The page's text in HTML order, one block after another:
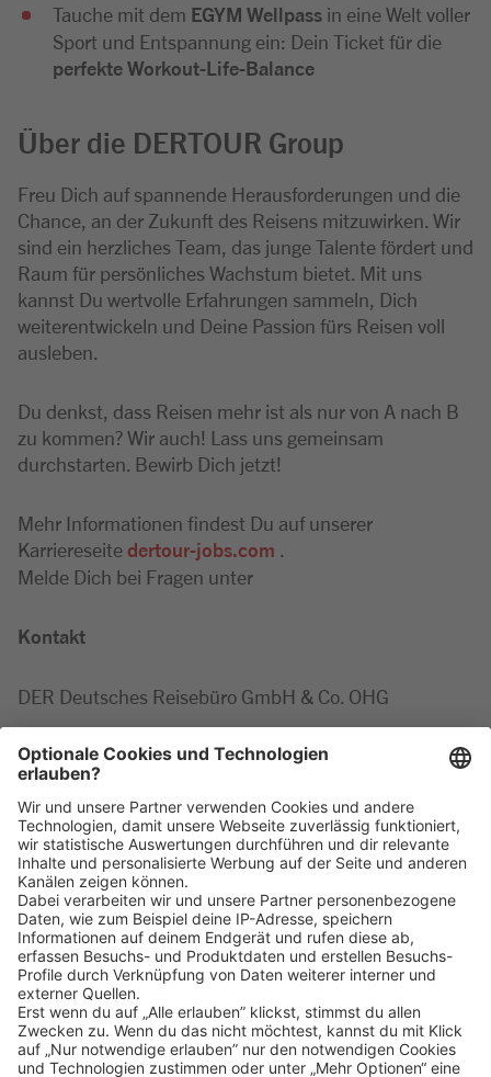
Tauche mit dem EGYM Wellpass in eine Welt voller
Sport und Entspannung ein: Dein Ticket für die
perfekte Workout-Life-Balance
Über die DERTOUR Group
Freu Dich auf spannende Herausforderungen und die
Chance, an der Zukunft des Reisens mitzuwirken. Wir
sind ein herzliches Team, das junge Talente fördert und
Raum für persönliches Wachstum bietet. Mit uns
kannst Du wertvolle Erfahrungen sammeln, Dich
weiterentwickeln und Deine Passion fürs Reisen voll
ausleben.
Du denkst, dass Reisen mehr ist als nur von A nach B
zu kommen? Wir auch! Lass uns gemeinsam
durchstarten. Bewirb Dich jetzt!
Mehr Informationen findest Du auf unserer
Karriereseitedertour-jobs.com
Melde Dich bei Fragen unter
Kontakt
DER Deutsches Reisebüro GmbH & Co. OHG
AlexandraBöhmert
Tel: +49 69 9588 1404
Klickehier, um alle offenen Jobs zu sehen.